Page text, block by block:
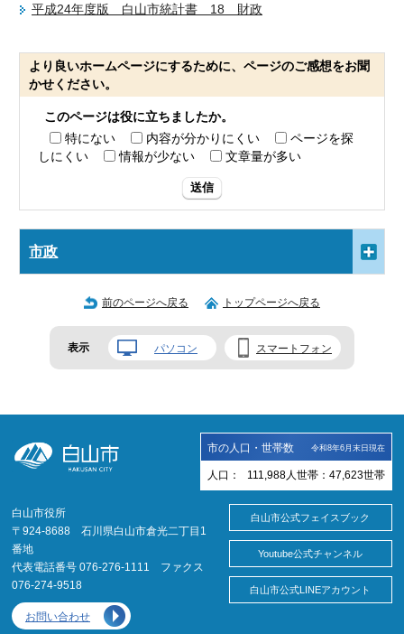
平成24年度版 白山市統計書 18 財政
より良いホームページにするために、ページのご感想をお聞
かせください。
このページは役に立ちましたか。
特にない
内容が分かりにくい
ページを探
しにくい
情報が少ない 文章量が多い
送信
市政
前のページへ戻る トップページへ戻る
表示 パソコン スマートフォン
市の人口・世帯数 令和8年6月末日現在
人口： 111,988 人 世帯： 47,623世帯
白山市役所
〒924-8688 石川県白山市倉光二丁目1
番地
代表電話番号 076-276-1111 ファクス
076-274-9518
お問い合わせ
白山市公式フェイスブック
Youtube公式チャンネル
白山市公式LINEアカウント